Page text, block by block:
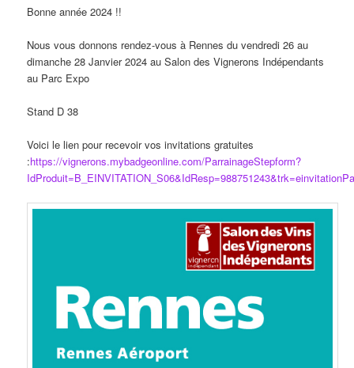
Bonne année 2024 !!
Nous vous donnons rendez-vous à Rennes du vendredi 26 au
dimanche 28 Janvier 2024 au Salon des Vignerons Indépendants
au Parc Expo
Stand D 38
Voici le lien pour recevoir vos invitations gratuites
:https://vignerons.mybadgeonline.com/ParrainageStepform?